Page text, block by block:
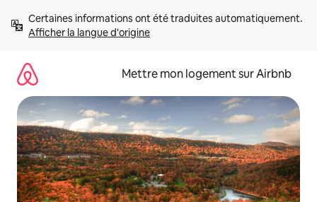
directement
Afficher la langue d'origine
Mettre mon logement sur Airbnb